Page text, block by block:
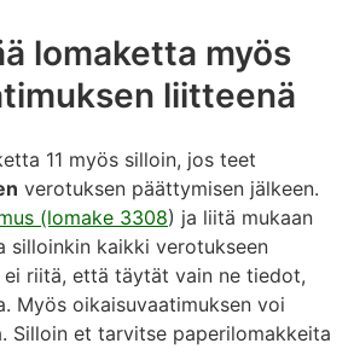
lomaketta myös
liitteenä
11 myös silloin, jos teet
verotuksen päättymisen jälkeen.
(lomake 3308) ja liitä mukaan
silloinkin kaikki verotukseen
riitä, että täytät vain ne tiedot,
Myös oikaisuvaatimuksen voi
Silloin et tarvitse paperilomakkeita